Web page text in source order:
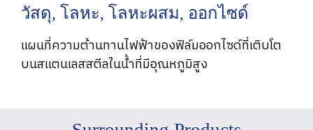
วัสดุ, โลหะ, โลหะผสม, ออกไซด์
แผนที่ความต้านทานไฟฟ้าของฟิล์มออกไซด์ที่เติบโต
บนสแตนเลสสตีลในน้ำที่มีอุณหภูมิสูง